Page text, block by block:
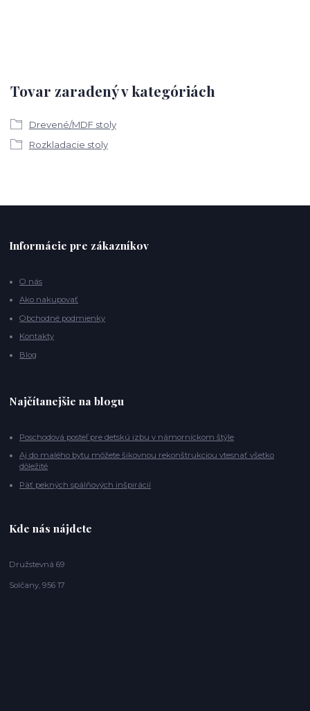
Tovar zaradený v kategóriách
Drevené/MDF stoly
Rozkladacie stoly
Informácie pre zákazníkov
O nás
Ako nakupovať
Obchodné podmienky
Kontakty
Blog
Najčítanejšie na blogu
Poschodová posteľ pre detskú izbu v námorníckom štýle
Aj do malého bytu môžete šikovnou rekonštrukciou vtesnať všetko
dôležité
Päť pekných spálňových inšpirácií
Kde nás nájdete
Družstevná 69
Solčany, 956 17